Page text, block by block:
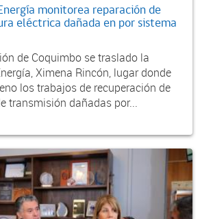
monitorea reparación de
eléctrica dañada en por sistema
de Coquimbo se traslado la
Ximena Rincón, lugar donde
los trabajos de recuperación de
transmisión dañadas por...